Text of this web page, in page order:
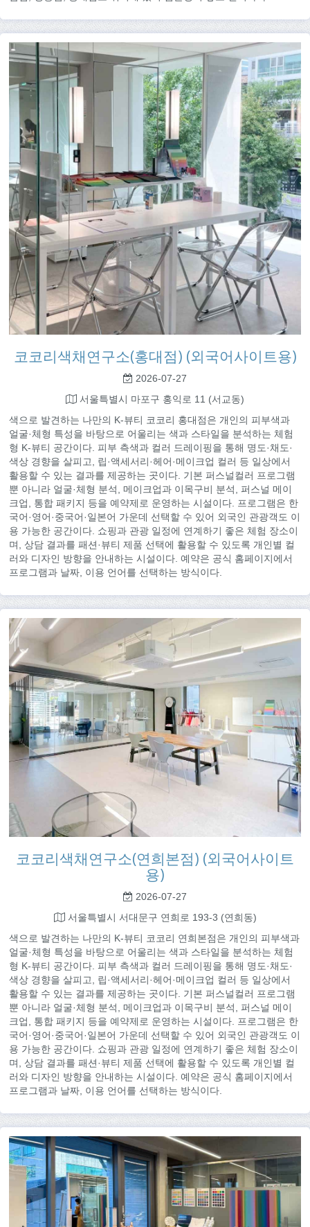
코코리색채연구소(홍대점) (외국어사이트용)
2026-07-27
서울특별시 마포구 홍익로 11 (서교동)
색으로 발견하는 나만의 K-뷰티 코코리 홍대점은 개인의 피부색과
얼굴·체형 특성을 바탕으로 어울리는 색과 스타일을 분석하는 체험
형 K-뷰티 공간이다. 피부 측색과 컬러 드레이핑을 통해 명도·채도·
색상 경향을 살피고, 립·액세서리·헤어·메이크업 컬러 등 일상에서
활용할 수 있는 결과를 제공하는 곳이다. 기본 퍼스널컬러 프로그램
뿐 아니라 얼굴·체형 분석, 메이크업과 이목구비 분석, 퍼스널 메이
크업, 통합 패키지 등을 예약제로 운영하는 시설이다. 프로그램은 한
국어·영어·중국어·일본어 가운데 선택할 수 있어 외국인 관광객도 이
용 가능한 공간이다. 쇼핑과 관광 일정에 연계하기 좋은 체험 장소이
며, 상담 결과를 패션·뷰티 제품 선택에 활용할 수 있도록 개인별 컬
러와 디자인 방향을 안내하는 시설이다. 예약은 공식 홈페이지에서
프로그램과 날짜, 이용 언어를 선택하는 방식이다.
코코리색채연구소(연희본점) (외국어사이트
용)
2026-07-27
서울특별시 서대문구 연희로 193-3 (연희동)
색으로 발견하는 나만의 K-뷰티 코코리 연희본점은 개인의 피부색과
얼굴·체형 특성을 바탕으로 어울리는 색과 스타일을 분석하는 체험
형 K-뷰티 공간이다. 피부 측색과 컬러 드레이핑을 통해 명도·채도·
색상 경향을 살피고, 립·액세서리·헤어·메이크업 컬러 등 일상에서
활용할 수 있는 결과를 제공하는 곳이다. 기본 퍼스널컬러 프로그램
뿐 아니라 얼굴·체형 분석, 메이크업과 이목구비 분석, 퍼스널 메이
크업, 통합 패키지 등을 예약제로 운영하는 시설이다. 프로그램은 한
국어·영어·중국어·일본어 가운데 선택할 수 있어 외국인 관광객도 이
용 가능한 공간이다. 쇼핑과 관광 일정에 연계하기 좋은 체험 장소이
며, 상담 결과를 패션·뷰티 제품 선택에 활용할 수 있도록 개인별 컬
러와 디자인 방향을 안내하는 시설이다. 예약은 공식 홈페이지에서
프로그램과 날짜, 이용 언어를 선택하는 방식이다.